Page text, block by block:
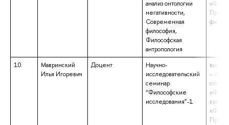
анализ онтологии
негативности,
Современная
философия,
Философская
антропология
10.
Мавринский
Илья Игоревич
Доцент
Научно-
исследовательский
семинар
“Философские
исследования”-1
–